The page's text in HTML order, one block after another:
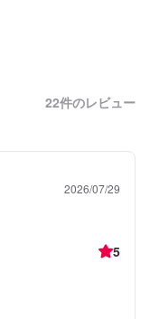
22件のレビュー
2026/07/29
5